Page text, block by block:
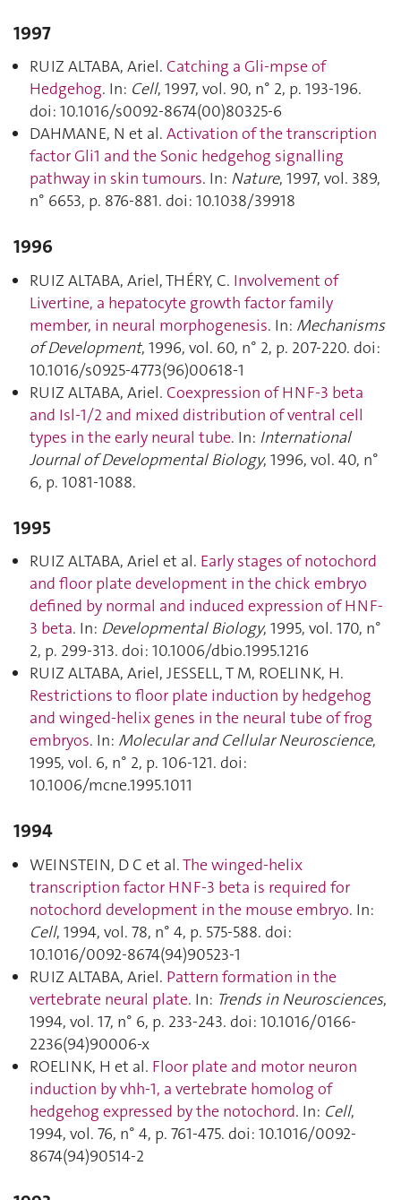
1997
RUIZ ALTABA, Ariel. Catching a Gli-mpse of
Hedgehog. In: Cell, 1997, vol. 90, n° 2, p. 193‑196.
doi: 10.1016/s0092-8674(00)80325-6
DAHMANE, N et al. Activation of the transcription
factor Gli1 and the Sonic hedgehog signalling
pathway in skin tumours. In: Nature, 1997, vol. 389,
n° 6653, p. 876‑881. doi: 10.1038/39918
1996
RUIZ ALTABA, Ariel, THÉRY, C. Involvement of
Livertine, a hepatocyte growth factor family
member, in neural morphogenesis. In: Mechanisms
of Development, 1996, vol. 60, n° 2, p. 207‑220. doi:
10.1016/s0925-4773(96)00618-1
RUIZ ALTABA, Ariel. Coexpression of HNF-3 beta
and Isl-1/2 and mixed distribution of ventral cell
types in the early neural tube. In: International
Journal of Developmental Biology, 1996, vol. 40, n°
6, p. 1081‑1088.
1995
RUIZ ALTABA, Ariel et al. Early stages of notochord
and floor plate development in the chick embryo
defined by normal and induced expression of HNF-
3 beta. In: Developmental Biology, 1995, vol. 170, n°
2, p. 299‑313. doi: 10.1006/dbio.1995.1216
RUIZ ALTABA, Ariel, JESSELL, T M, ROELINK, H.
Restrictions to floor plate induction by hedgehog
and winged-helix genes in the neural tube of frog
embryos. In: Molecular and Cellular Neuroscience,
1995, vol. 6, n° 2, p. 106‑121. doi:
10.1006/mcne.1995.1011
1994
WEINSTEIN, D C et al.The winged-helix
transcription factor HNF-3 beta is required for
notochord development in the mouse embryo. In:
Cell, 1994, vol. 78, n° 4, p. 575‑588. doi:
10.1016/0092-8674(94)90523-1
RUIZ ALTABA, Ariel. Pattern formation in the
vertebrate neural plate. In: Trends in Neurosciences,
1994, vol. 17, n° 6, p. 233‑243. doi: 10.1016/0166-
2236(94)90006-x
ROELINK, H et al. Floor plate and motor neuron
induction by vhh-1, a vertebrate homolog of
hedgehog expressed by the notochord. In: Cell,
1994, vol. 76, n° 4, p. 761‑475. doi: 10.1016/0092-
8674(94)90514-2